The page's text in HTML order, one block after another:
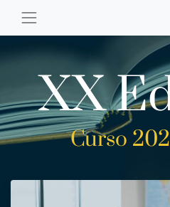
XX
Curso